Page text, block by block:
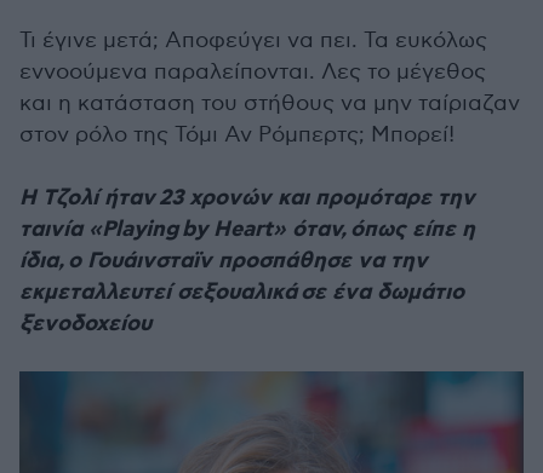
Τι έγινε μετά; Αποφεύγει να πει. Τα ευκόλως
εννοούμενα παραλείπονται. Λες το μέγεθος
και η κατάσταση του στήθους να μην ταίριαζαν
στον ρόλο της Τόμι Αν Ρόμπερτς; Μπορεί!
Η Τζολί ήταν 23 χρονών και προμόταρε την
ταινία «Playing by Heart» όταν, όπως είπε η
ίδια, ο Γουάινσταϊν προσπάθησε να την
εκμεταλλευτεί σεξουαλικά σε ένα δωμάτιο
ξενοδοχείου